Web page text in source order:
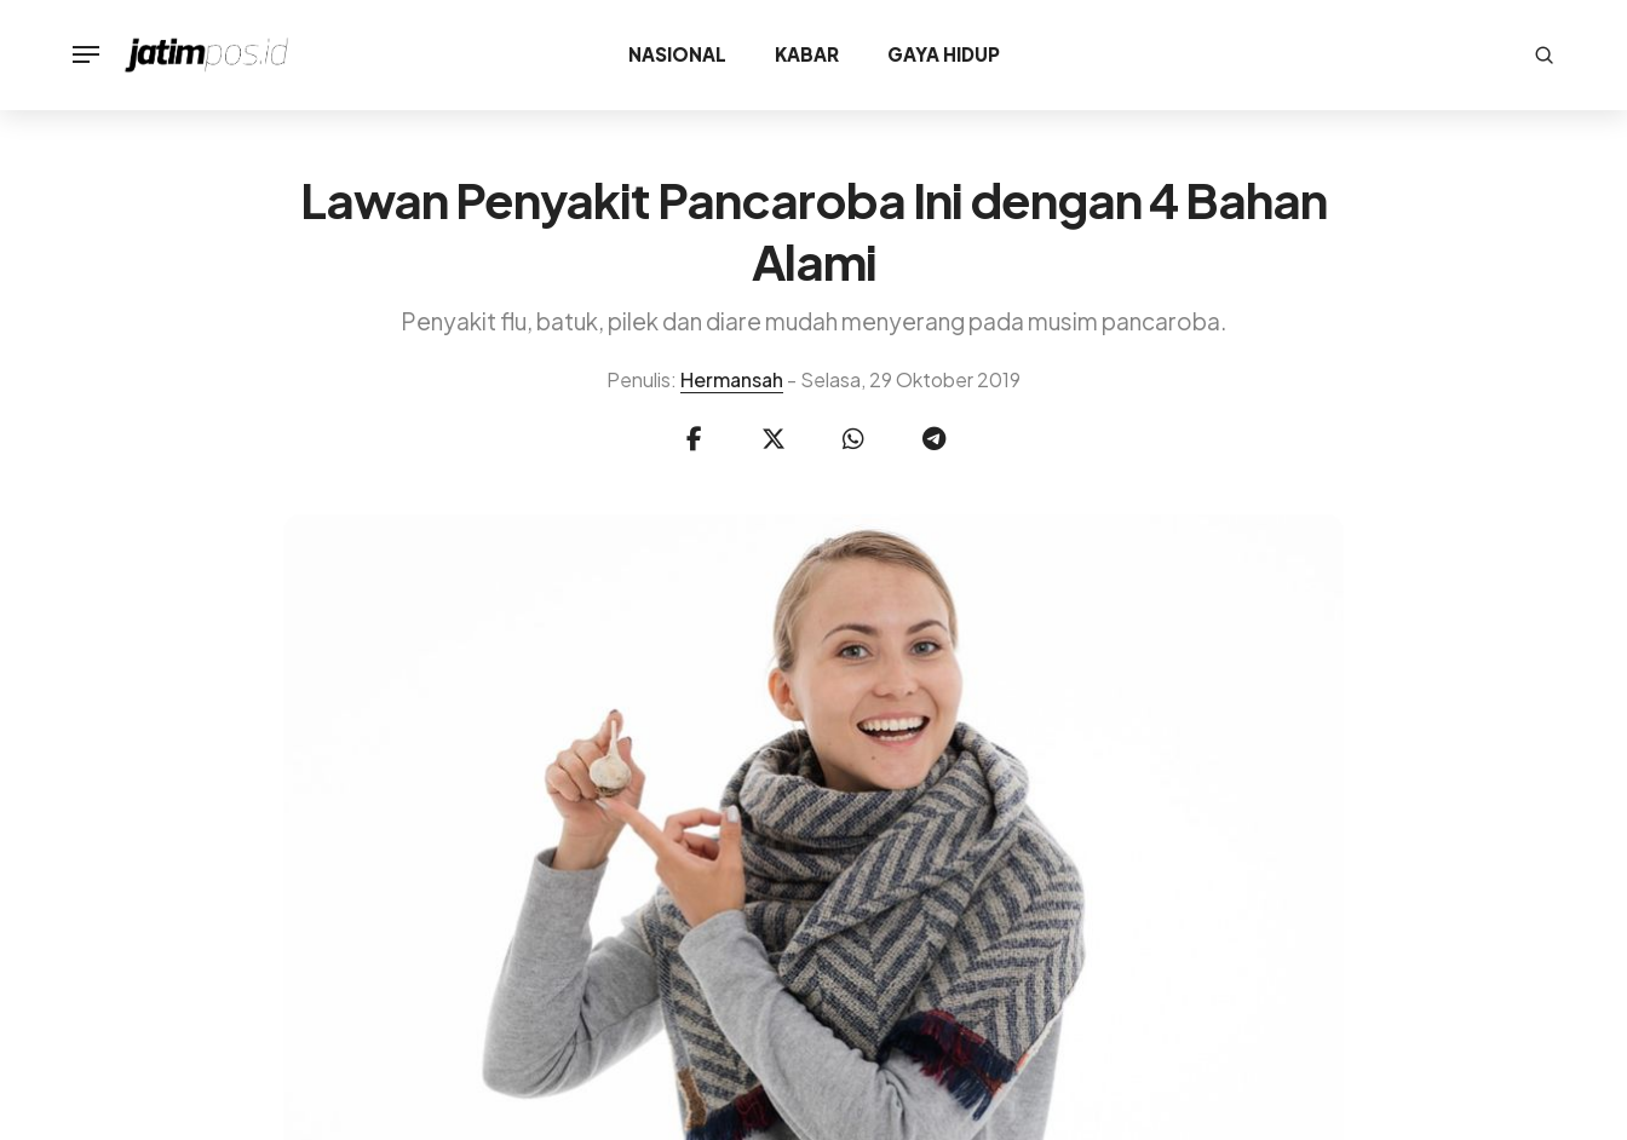
NASIONAL KABAR GAYA HIDUP
Lawan Penyakit Pancaroba Ini dengan 4 Bahan
Alami
Penyakit flu, batuk, pilek dan diare mudah menyerang pada musim pancaroba.
Penulis: Hermansah - Selasa, 29 Oktober 2019